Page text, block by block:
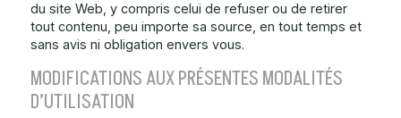
du site Web, y compris celui de refuser ou de retirer
tout contenu, peu importe sa source, en tout temps et
sans avis ni obligation envers vous.
MODIFICATIONS AUX PRÉSENTES MODALITÉS
D’UTILISATION